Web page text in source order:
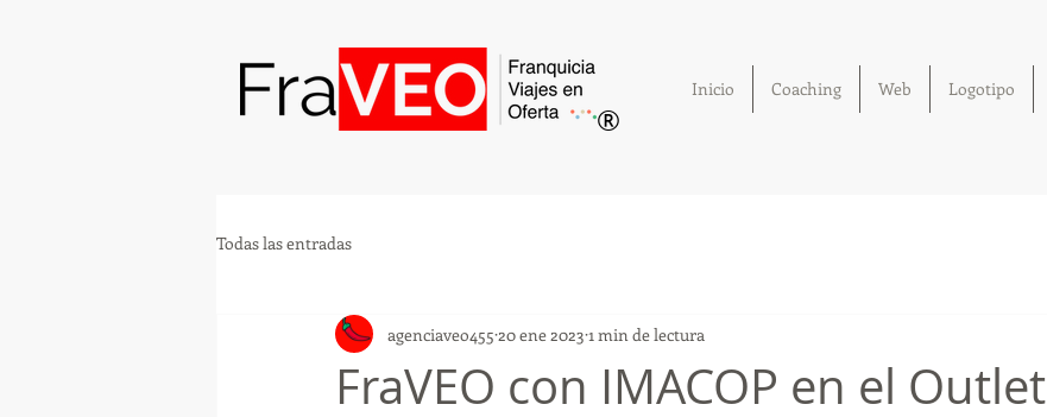
®
Inicio Coaching Web Logotipo
Todas las entradas
FraVEO con IMACOP en el Outlet
agenciaveo455 20 ene 2023 1 min de lectura